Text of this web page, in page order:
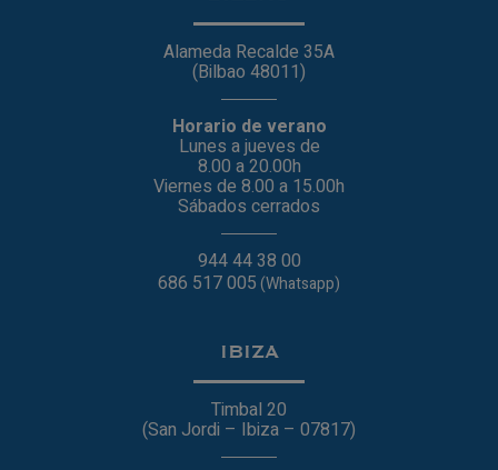
Alameda Recalde 35A
(Bilbao 48011)
Horario de verano
Lunes a jueves de
8.00 a 20.00h
Viernes de 8.00 a 15.00h
Sábados cerrados
944 44 38 00
686 517 005(Whatsapp)
IBIZA
Timbal 20
(San Jordi – Ibiza – 07817)